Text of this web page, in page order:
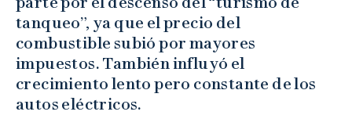
tanqueo”, ya que el precio del
combustible subió por mayores
impuestos. También influyó el
crecimiento lento pero constante de los
autos eléctricos.